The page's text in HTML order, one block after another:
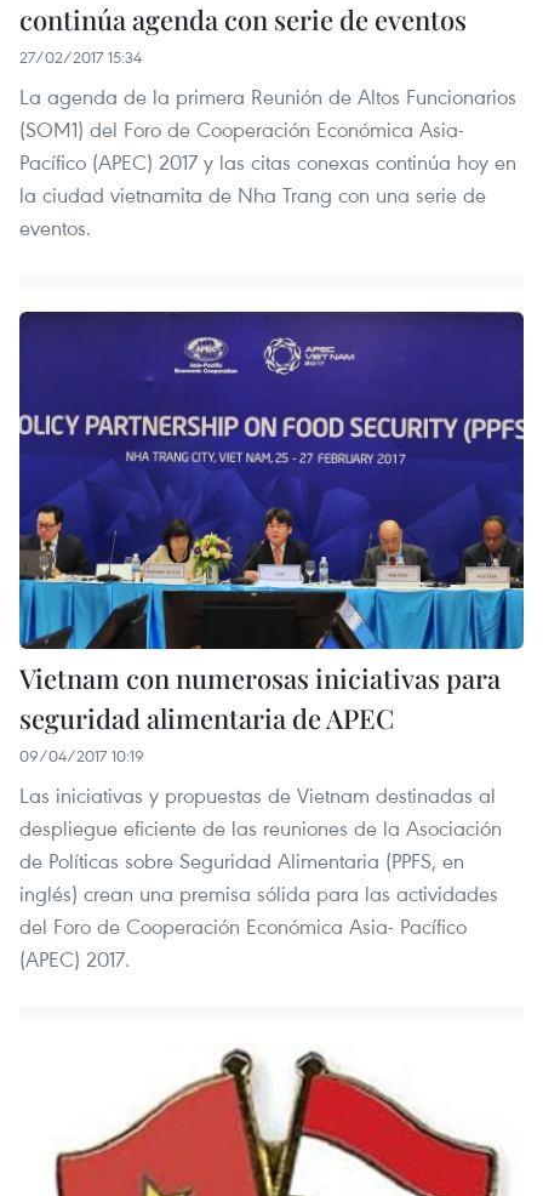
continúa agenda con serie de eventos
27/02/2017 15:34
La agenda de la primera Reunión de Altos Funcionarios
(SOM1) del Foro de Cooperación Económica Asia-
Pacífico (APEC) 2017 y las citas conexas continúa hoy en
la ciudad vietnamita de Nha Trang con una serie de
eventos.
Vietnam con numerosas iniciativas para
seguridad alimentaria de APEC
09/04/2017 10:19
Las iniciativas y propuestas de Vietnam destinadas al
despliegue eficiente de las reuniones de la Asociación
de Políticas sobre Seguridad Alimentaria (PPFS, en
inglés) crean una premisa sólida para las actividades
del Foro de Cooperación Económica Asia- Pacífico
(APEC) 2017.